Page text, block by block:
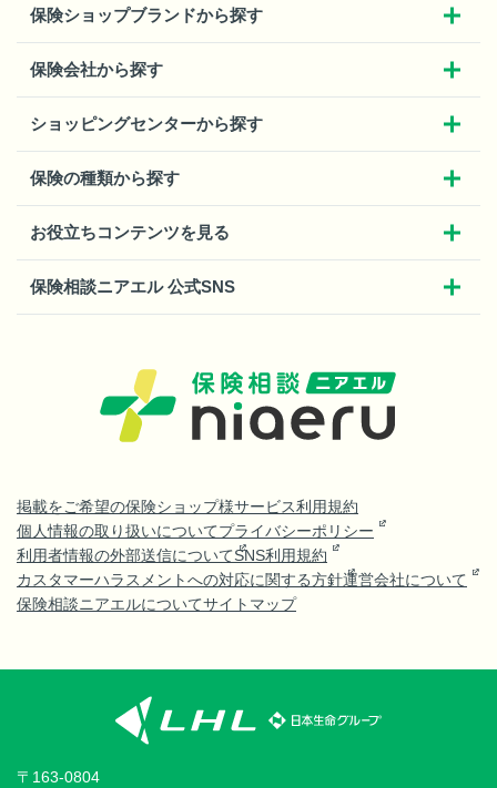
保険ショップブランドから探す
保険会社から探す
ショッピングセンターから探す
保険の種類から探す
お役立ちコンテンツを見る
保険相談ニアエル 公式SNS
掲載をご希望の保険ショップ様サービス利用規約
個人情報の取り扱いについてプライバシーポリシー
利用者情報の外部送信についてSNS利用規約
カスタマーハラスメントへの対応に関する方針運営会社について
保険相談ニアエルについてサイトマップ
〒163-0804